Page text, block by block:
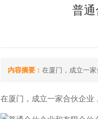
普
内容摘要： 在厦门，成立一
在厦门，成立一家合伙企业